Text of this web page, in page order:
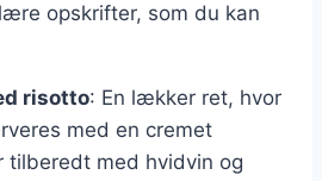
opskrifter, som du kan
risotto: En lækker ret, hvor
med en cremet
tilberedt med hvidvin og